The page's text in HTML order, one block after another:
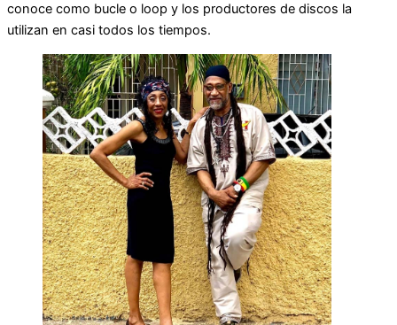
conoce como bucle o loop y los productores de discos la
utilizan en casi todos los tiempos.